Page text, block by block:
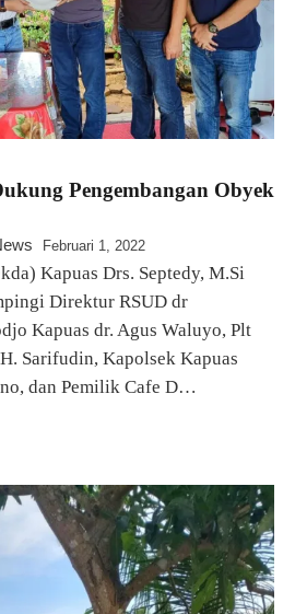
Pengembangan Obyek
Februari 1, 2022
Kapuas Drs. Septedy, M.Si
Direktur RSUD dr
Kapuas dr. Agus Waluyo, Plt
Sarifudin, Kapolsek Kapuas
dan Pemilik Cafe D…